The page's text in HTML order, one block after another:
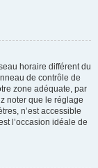
horaire différent du
de contrôle de
zone adéquate, par
noter que le réglage
n’est accessible
l’occasion idéale de